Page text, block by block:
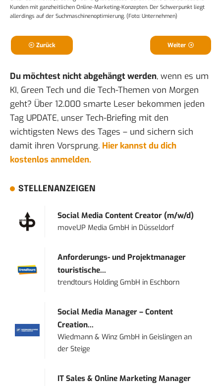
Kunden mit ganzheitlichen Online-Marketing-Konzepten. Der Schwerpunkt liegt
allerdings auf der Suchmaschinenoptimierung. (Foto: Unternehmen)
Zurück Weiter
Du möchtest nicht abgehängt werden, wenn es um
KI, Green Tech und die Tech-Themen von Morgen
geht? Über 12.000 smarte Leser bekommen jeden
Tag UPDATE, unser Tech-Briefing mit den
wichtigsten News des Tages – und sichern sich
damit ihren Vorsprung. Hier kannst du dich
kostenlos anmelden.
STELLENANZEIGEN
Social Media Content Creator (m/w/d)
moveUP Media GmbH in Düsseldorf
Anforderungs- und Projektmanager
touristische...
trendtours Holding GmbH in Eschborn
Social Media Manager – Content
Creation...
Wiedmann & Winz GmbH inGeislingen an
der Steige
IT Sales & Online Marketing Manager